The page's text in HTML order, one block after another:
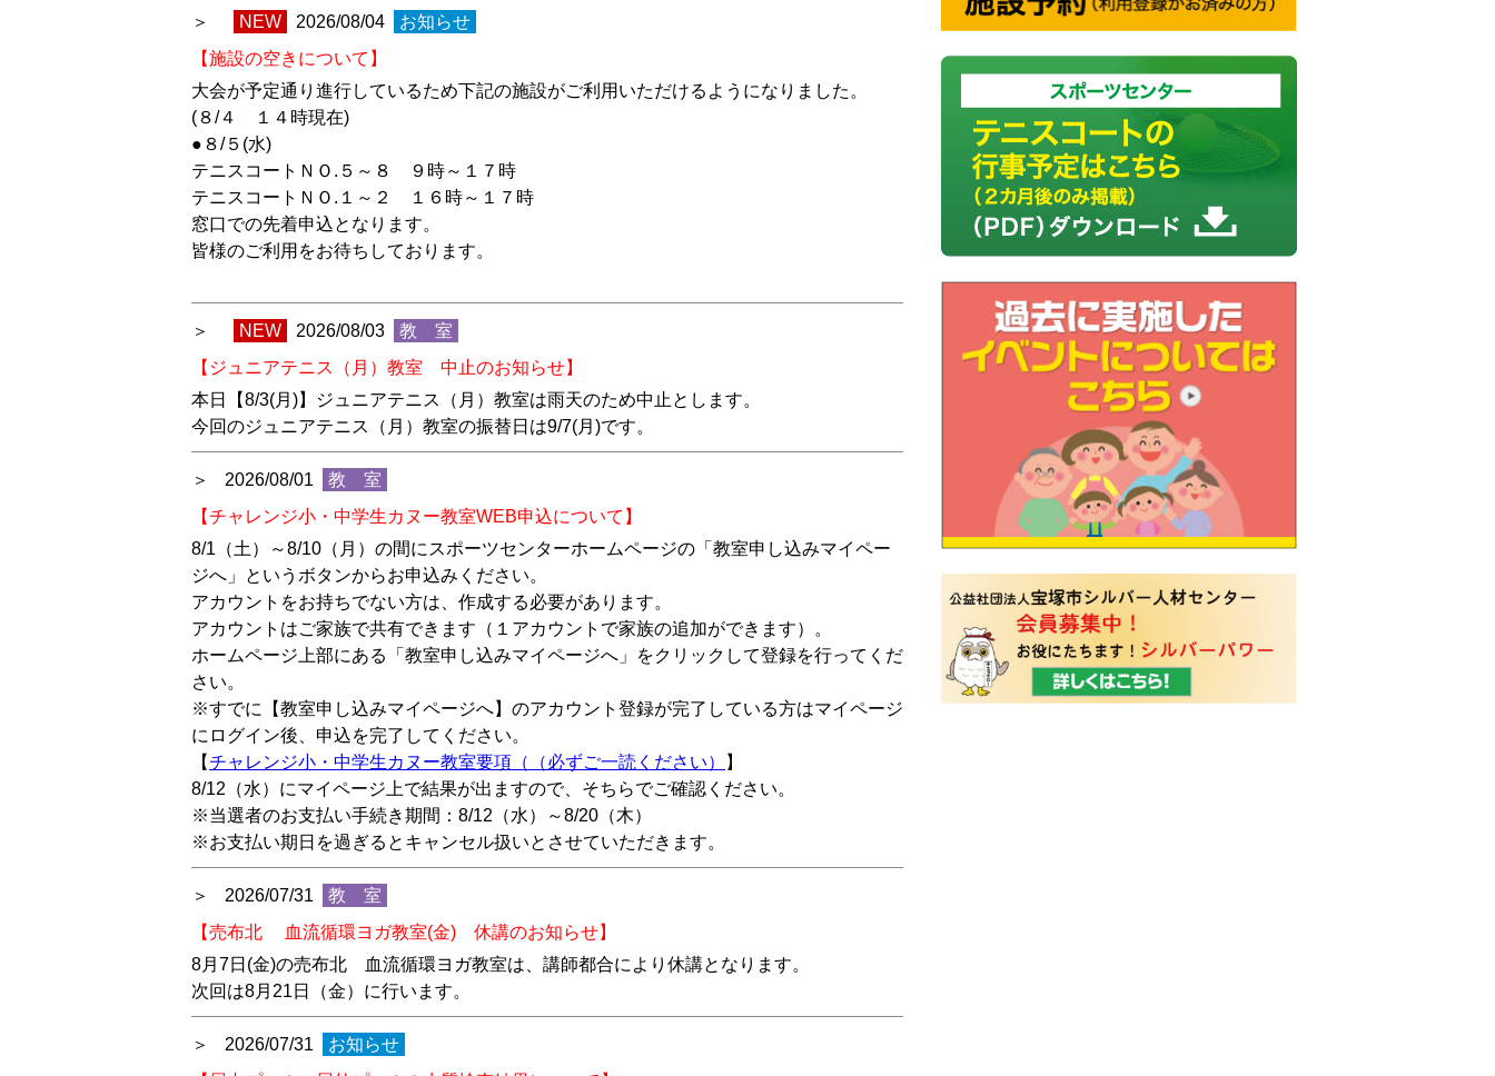
NEW 2026/08/04
お知らせ
【施設の空きについて】
大会が予定通り進行しているため下記の施設がご利用いただけるようになりました。
(８/４ １４時現在)
●８/５(水)
テニスコートＮＯ.５～８ ９時～１７時
テニスコートＮＯ.１～２ １６時～１７時
窓口での先着申込となります。
皆様のご利用をお待ちしております。
NEW 2026/08/03
教 室
【ジュニアテニス（月）教室 中止のお知らせ】
本日【8/3(月)】ジュニアテニス（月）教室は雨天のため中止とします。
今回のジュニアテニス（月）教室の振替日は9/7(月)です。
2026/08/01
教 室
【チャレンジ小・中学生カヌー教室WEB申込について】
8/1（土）～8/10（月）の間にスポーツセンターホームページの「教室申し込みマイペー
ジへ」というボタンからお申込みください。
アカウントをお持ちでない方は、作成する必要があります。
アカウントはご家族で共有できます（１アカウントで家族の追加ができます）。
ホームページ上部にある「教室申し込みマイページへ」をクリックして登録を行ってくだ
さい。
※すでに【教室申し込みマイページへ】のアカウント登録が完了している方はマイページ
にログイン後、申込を完了してください。
【チャレンジ小・中学生カヌー教室要項（（必ずご一読ください）
】
8/12（水）にマイページ上で結果が出ますので、そちらでご確認ください。
※当選者のお支払い手続き期間：8/12（水）～8/20（木）
※お支払い期日を過ぎるとキャンセル扱いとさせていただきます。
2026/07/31
教 室
【売布北 血流循環ヨガ教室(金) 休講のお知らせ】
8月7日(金)の売布北 血流循環ヨガ教室は、講師都合により休講となります。
次回は8月21日（金）に行います。
2026/07/31
お知らせ